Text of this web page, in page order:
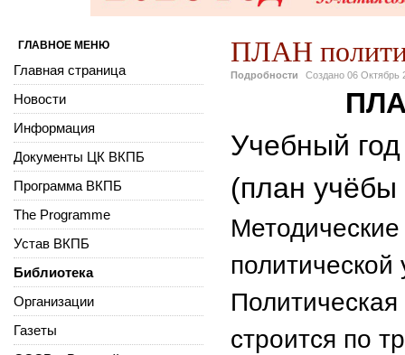
ПЛАН
Подробности Создано 06 Октябрь
Учебный
(план учёбы
строится по
ГЛАВНОЕ МЕНЮ
Главная страница
Новости
Информация
Документы ЦК ВКПБ
Программа ВКПБ
The Programme
Устав ВКПБ
Библиотека
Организации
Газеты